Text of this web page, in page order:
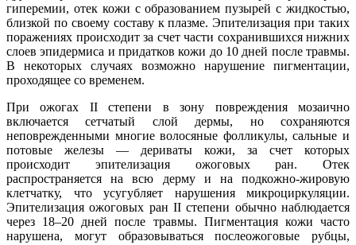
гиперемии, отек кожи с образованием пузырей с жидкостью,
близкой по своему составу к плазме. Эпителизация при таких
поражениях происходит за счет части сохранившихся нижних
слоев эпидермиса и придатков кожи до 10 дней после травмы.
В некоторых случаях возможно нарушение пигментации,
проходящее со временем.
При ожогах II степени в зону повреждения мозаично
включается сетчатый слой дермы, но сохраняются
неповрежденными многие волосяные фолликулы, сальные и
потовые железы ― дериваты кожи, за счет которых
происходит эпителизация ожоговых ран. Отек
распространяется на всю дерму и на подкожно-жировую
клетчатку, что усугубляет нарушения микроциркуляции.
Эпителизация ожоговых ран II степени обычно наблюдается
через 18–20 дней после травмы. Пигментация кожи часто
нарушена, могут образовываться послеожоговые рубцы,